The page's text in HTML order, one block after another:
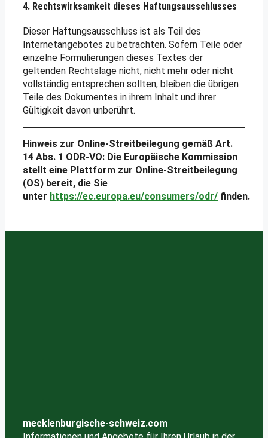
4. Rechtswirksamkeit dieses Haftungsausschlusses
Dieser Haftungsausschluss ist als Teil des
Internetangebotes zu betrachten. Sofern Teile oder
einzelne Formulierungen dieses Textes der
geltenden Rechtslage nicht, nicht mehr oder nicht
vollständig entsprechen sollten, bleiben die übrigen
Teile des Dokumentes in ihrem Inhalt und ihrer
Gültigkeit davon unberührt.
Hinweis zur Online-Streitbeilegung gemäß Art.
14 Abs. 1 ODR-VO: Die Europäische Kommission
stellt eine Plattform zur Online-Streitbeilegung
(OS) bereit, die Sie
unter https://ec.europa.eu/consumers/odr/ finden.
mecklenburgische-schweiz.com